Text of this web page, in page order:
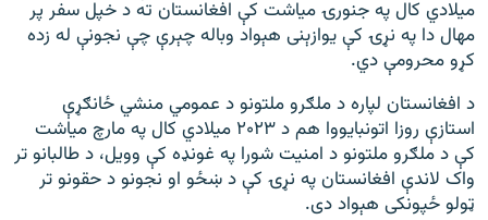
ميلادي کال په جنورۍ میاشت کې افغانستان ته د خپل سفر پر
مهال دا په نړۍ کې یوازېنی هېواد وباله چېرې چې نجونې له زده
کړو محرومې دي.
د افغانستان لپاره د ملګرو ملتونو د عمومي منشي ځانګړې
استازې روزا اتونبایووا هم د ۲۰۲۳ ميلادي کال په مارچ میاشت
کې د ملګرو ملتونو د امنیت شورا په غونډه کې وویل، د طالبانو تر
واک لاندې افغانستان په نړۍ کې د ښځو او نجونو د حقونو تر
ټولو ځپونکی هېواد دی.